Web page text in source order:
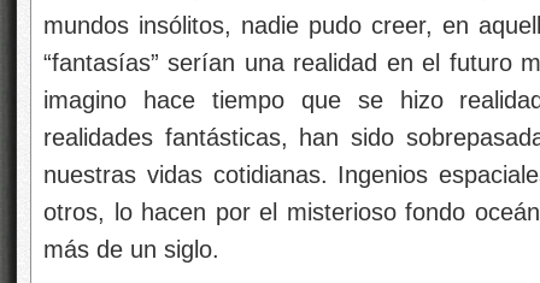
mundos insólitos, nadie pudo creer, en
“fantasías” serían una realidad en el futuro
imagino hace tiempo que se hizo
realidades fantásticas, han sido
nuestras vidas cotidianas. Ingenios
otros, lo hacen por el misterioso fondo
más de un siglo.